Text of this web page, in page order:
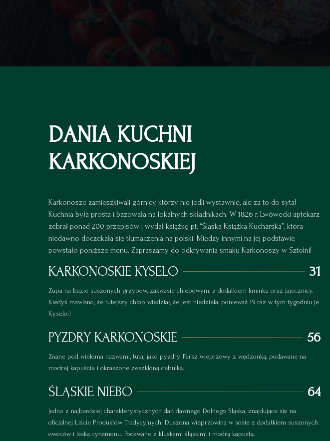
DANIA KUCHNI
KARKONOSKIEJ
Karkonosze zamieszkiwali górnicy, którzy nie jedli wystawnie, ale za to do syta!
Kuchnia była prosta i bazowała na lokalnych składnikach. W 1826 r. Lwówecki aptekarz
zebrał ponad 200 przepisów i wydał książkę pt. “Śląska Książka Kucharska”, która
niedawno doczekała się tłumaczenia na polski. Między innymi na jej podstawie
powstało poniższe menu. Zapraszamy do odkrywania smaku Karkonoszy w Sztolni!
KARKONOSKIE KYSELO 31
Zupa na bazie suszonych grzybów, zakwasie chlebowym, z dodatkiem kminku oraz jajecznicy.
Kiedyś mawiano, że tutejszy chłop wiedział, że jest niedziela, ponieważ 19 raz w tym tygodniu je
Kyselo:)
PYZDRY KARKONOSKIE 56
Znane pod wieloma nazwami, tutaj jako pyzdry. Farsz wieprzowy z wędzonką, podawane na
modrej kapuście i okraszone zeszkloną cebulką.
ŚLĄSKIE NIEBO 64
Jedno z najbardziej charakterystycznych dań dawnego Dolnego Śląska, znajdujące się na
oficjalnej Liście Produktów Tradycyjnych. Duszona wieprzowina w sosie z dodatkiem suszonych
owoców i laską cynamonu. Podawane z kluskami śląskimi i modrą kapustą.